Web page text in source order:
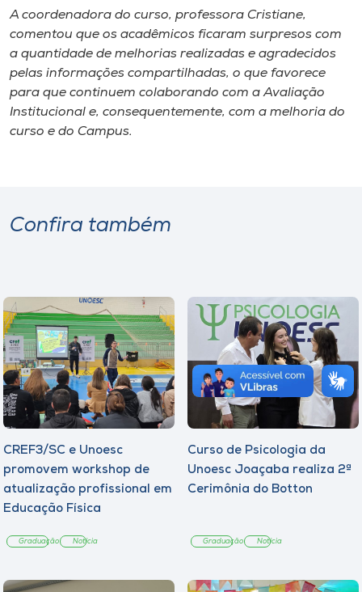
A coordenadora do curso, professora Cristiane,
comentou que os acadêmicos ficaram surpresos com
a quantidade de melhorias realizadas e agradecidos
pelas informações compartilhadas, o que favorece
para que continuem colaborando com a Avaliação
Institucional e, consequentemente, com a melhoria do
curso e do Campus.
Confira também
CREF3/SC e Unoesc
promovem workshop de
atualização profissional em
Educação Física
Graduação Notícia
Curso de Psicologia da
Unoesc Joaçaba realiza 2ª
Cerimônia do Botton
Graduação Notícia